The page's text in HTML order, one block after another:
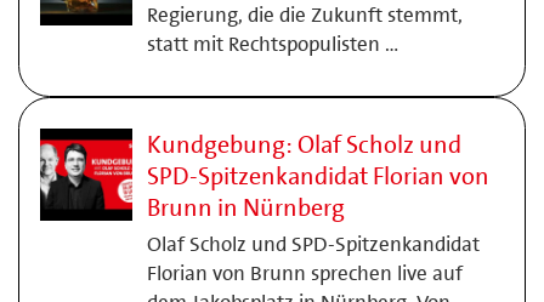
Regierung, die die Zukunft stemmt,
statt mit Rechtspopulisten …
Kundgebung: Olaf Scholz und
SPD-Spitzenkandidat Florian von
Brunn in Nürnberg
Olaf Scholz und SPD-Spitzenkandidat
Florian von Brunn sprechen live auf